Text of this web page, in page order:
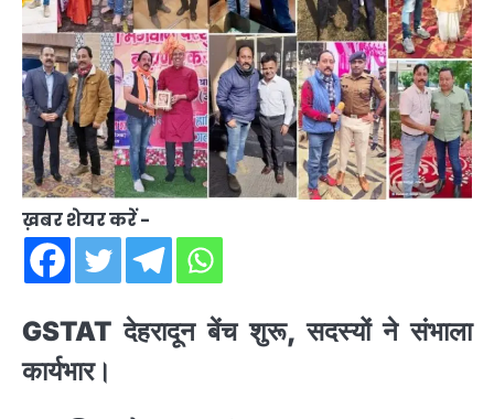
ख़बर शेयर करें -
GSTAT देहरादून बेंच शुरू, सदस्यों ने संभाला
कार्यभार।